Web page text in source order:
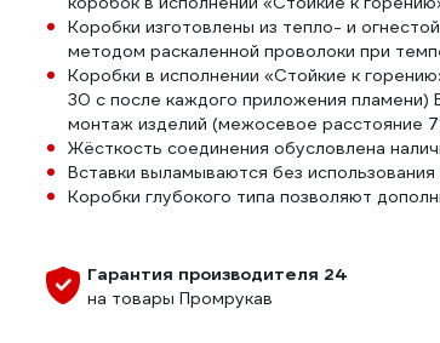
Коробки изготовлены из тепло- и
методом раскаленной проволоки при
Коробки в исполнении «Стойкие к
30 с после каждого приложения пламени)
монтаж изделий (межосевое расстояние
Жёсткость соединения обусловлена
Вставки выламываются без
Коробки глубокого типа позволяют
Гарантия производителя 24
на товары Промрукав